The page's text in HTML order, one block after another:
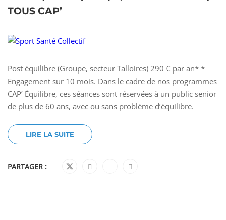
TOUS CAP’
Post équilibre (Groupe, secteur Talloires) 290 € par an* *
Engagement sur 10 mois. Dans le cadre de nos programmes
CAP’ Équilibre, ces séances sont réservées à un public senior
de plus de 60 ans, avec ou sans problème d’équilibre.
LIRE LA SUITE
PARTAGER :